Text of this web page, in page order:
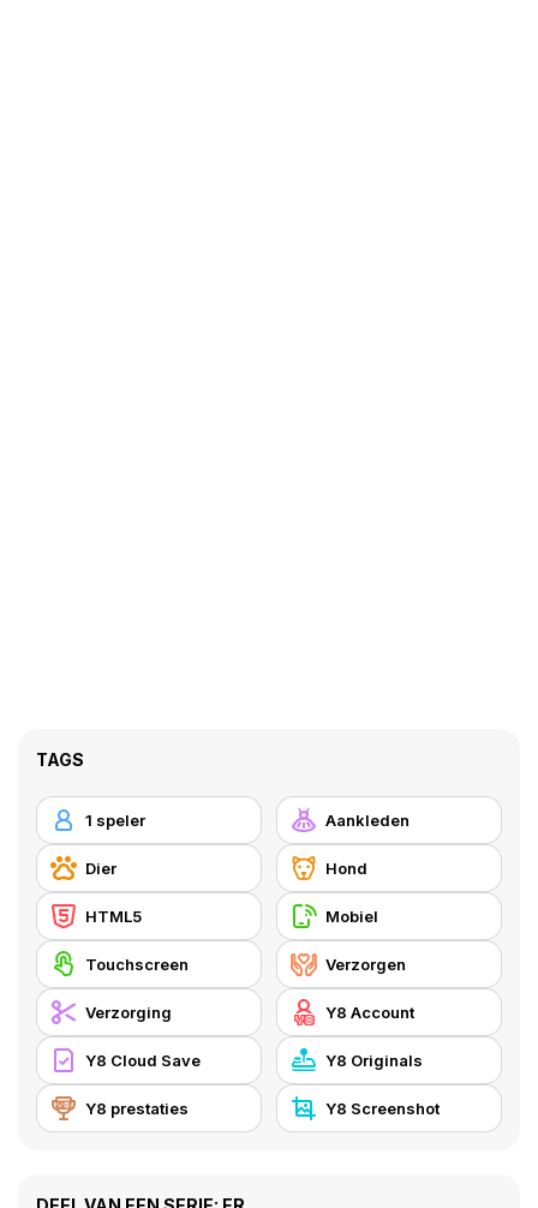
TAGS
1 speler Aankleden
Dier Hond
HTML5 Mobiel
Touchscreen Verzorgen
Verzorging Y8 Account
Y8 Cloud Save Y8 Originals
Y8 prestaties Y8 Screenshot